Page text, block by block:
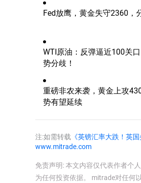
Fed放鹰，黄金失守2360，
WTI原油：反弹逼近100关
势分歧！
重磅非农来袭，黄金上攻
势有望延续
注:如需转载 《英镑汇率大跌！英
www.mitrade.com
免责声明: 本文内容仅代表作者个
为任何投资依据。 mitrade对任何